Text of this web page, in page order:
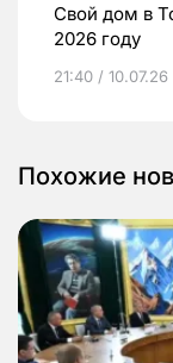
Свой дом в
2026 году
21:40 / 10.07.26
Похожие